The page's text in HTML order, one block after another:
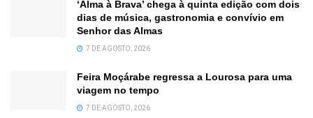
‘Alma à Brava’ chega à quinta edição com dois
dias de música, gastronomia e convívio em
Senhor das Almas
7 DE AGOSTO, 2026
Feira Moçárabe regressa a Lourosa para uma
viagem no tempo
7 DE AGOSTO, 2026